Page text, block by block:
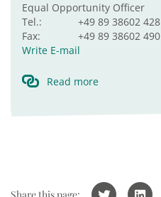
Equal Opportunity Officer
Tel.:
+49 89 38602 428
Fax:
+49 89 38602 490
Write E-mail
Read more